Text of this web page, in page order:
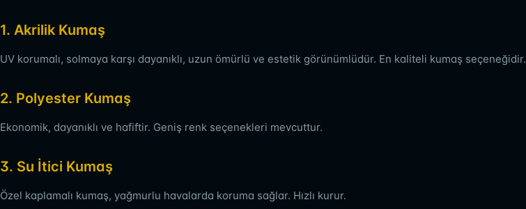
1. Akrilik Kumaş
UV korumalı, solmaya karşı dayanıklı, uzun ömürlü ve estetik görünümlüdür. En kaliteli kumaş seçeneğidir.
2. Polyester Kumaş
Ekonomik, dayanıklı ve hafiftir. Geniş renk seçenekleri mevcuttur.
3. Su İtici Kumaş
Özel kaplamalı kumaş, yağmurlu havalarda koruma sağlar. Hızlı kurur.